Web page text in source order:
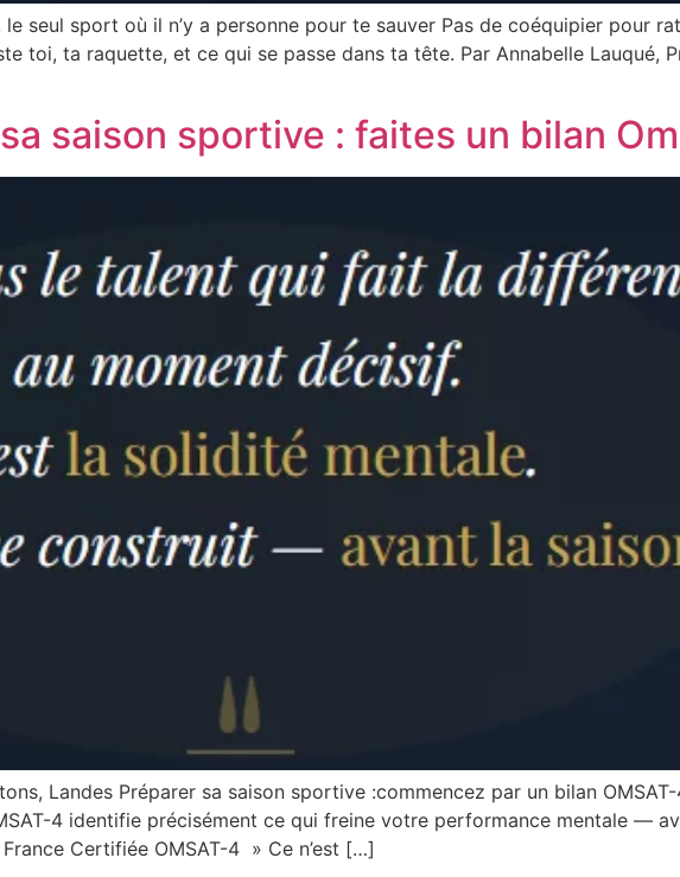
seul sport où il n’y a personne pour te sauver Pas de coéquipier pour
toi, ta raquette, et ce qui se passe dans ta tête. Par Annabelle Lauqué,
saison sportive : faites un bilan
Landes Préparer sa saison sportive :commencez par un bilan
4 identifie précisément ce qui freine votre performance mentale —
Certifiée OMSAT-4 » Ce n’est […]